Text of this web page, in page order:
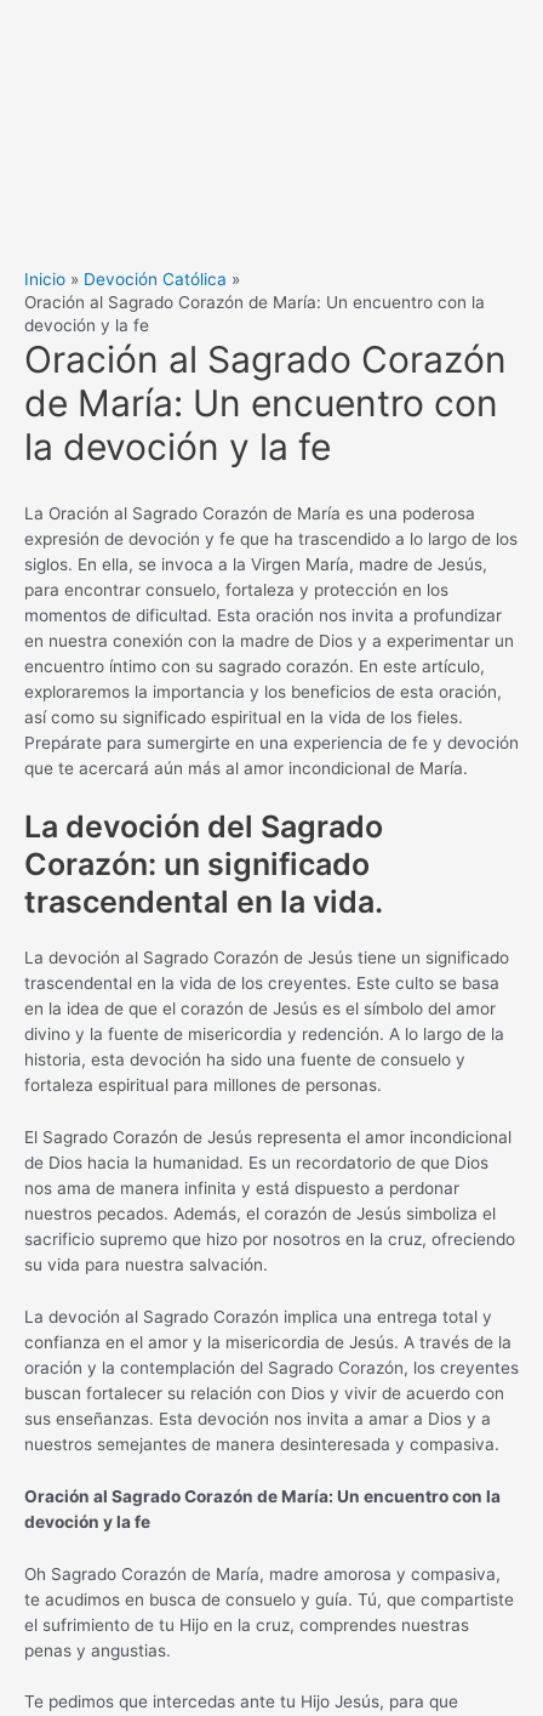
Inicio
Devoción Católica
Oración al Sagrado Corazón de María: Un encuentro con la
devoción y la fe
Oración al Sagrado Corazón
de María: Un encuentro con
la devoción y la fe
La Oración al Sagrado Corazón de María es una poderosa
expresión de devoción y fe que ha trascendido a lo largo de los
siglos. En ella, se invoca a la Virgen María, madre de Jesús,
para encontrar consuelo, fortaleza y protección en los
momentos de dificultad. Esta oración nos invita a profundizar
en nuestra conexión con la madre de Dios y a experimentar un
encuentro íntimo con su sagrado corazón. En este artículo,
exploraremos la importancia y los beneficios de esta oración,
así como su significado espiritual en la vida de los fieles.
Prepárate para sumergirte en una experiencia de fe y devoción
que te acercará aún más al amor incondicional de María.
La devoción del Sagrado
Corazón: un significado
trascendental en la vida.
La devoción al Sagrado Corazón de Jesús tiene un significado
trascendental en la vida de los creyentes. Este culto se basa
en la idea de que el corazón de Jesús es el símbolo del amor
divino y la fuente de misericordia y redención. A lo largo de la
historia, esta devoción ha sido una fuente de consuelo y
fortaleza espiritual para millones de personas.
El Sagrado Corazón de Jesús representa el amor incondicional
de Dios hacia la humanidad. Es un recordatorio de que Dios
nos ama de manera infinita y está dispuesto a perdonar
nuestros pecados. Además, el corazón de Jesús simboliza el
sacrificio supremo que hizo por nosotros en la cruz, ofreciendo
su vida para nuestra salvación.
La devoción al Sagrado Corazón implica una entrega total y
confianza en el amor y la misericordia de Jesús. A través de la
oración y la contemplación del Sagrado Corazón, los creyentes
buscan fortalecer su relación con Dios y vivir de acuerdo con
sus enseñanzas. Esta devoción nos invita a amar a Dios y a
nuestros semejantes de manera desinteresada y compasiva.
Oración al Sagrado Corazón de María: Un encuentro con la
devoción y la fe
Oh Sagrado Corazón de María, madre amorosa y compasiva,
te acudimos en busca de consuelo y guía. Tú, que compartiste
el sufrimiento de tu Hijo en la cruz, comprendes nuestras
penas y angustias.
Te pedimos que intercedas ante tu Hijo Jesús, para que